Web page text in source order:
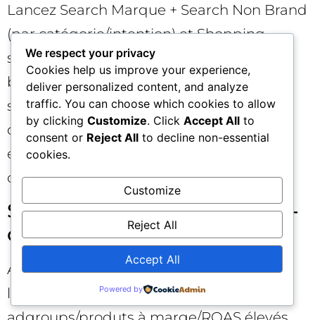
Lancez Search Marque + Search Non Brand
(par catégorie/intention) et Shopping
segmenté (bestsellers vs reste) avec des
budgets suffisants pour accumuler des
signaux. Définissez des objectifs
d’enchères réalistes (tCPA/tROAS) et des
exclusions croisées. Testez 2–3 angles
créatifs par catégorie dans les RSA.
Semaine 3 : Lecture et micro-
optimisations
Analysez les termes de recherche, affinez
les négatifs, réallouez le budget vers les
We respect your privacy
Cookies help us improve your experience,
deliver personalized content, and analyze
traffic. You can choose which cookies to allow
by clicking Customize. Click Accept All to
consent or Reject All to decline non-essential
cookies.
Customize
Reject All
Accept All
Powered by